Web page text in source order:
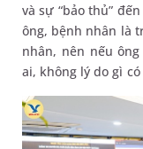
và sự “bảo thủ”
ông, bệnh nhân là
nhân, nên nếu
ai, không lý do gì